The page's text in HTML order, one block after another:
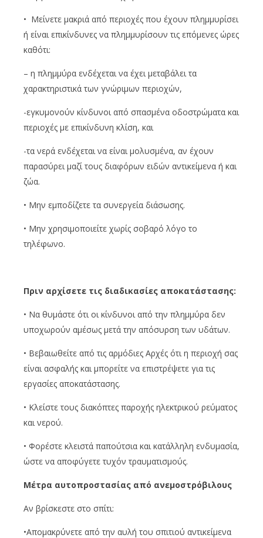
• Μείνετε μακριά από περιοχές που έχουν πλημμυρίσει
ή είναι επικίνδυνες να πλημμυρίσουν τις επόμενες ώρες
καθότι:
– η πλημμύρα ενδέχεται να έχει μεταβάλει τα
χαρακτηριστικά των γνώριμων περιοχών,
-εγκυμονούν κίνδυνοι από σπασμένα οδοστρώματα και
περιοχές με επικίνδυνη κλίση, και
-τα νερά ενδέχεται να είναι μολυσμένα, αν έχουν
παρασύρει μαζί τους διαφόρων ειδών αντικείμενα ή και
ζώα.
• Μην εμποδίζετε τα συνεργεία διάσωσης.
• Μην χρησιμοποιείτε χωρίς σοβαρό λόγο το
τηλέφωνο.
Πριν αρχίσετε τις διαδικασίες αποκατάστασης:
• Να θυμάστε ότι οι κίνδυνοι από την πλημμύρα δεν
υποχωρούν αμέσως μετά την απόσυρση των υδάτων.
• Βεβαιωθείτε από τις αρμόδιες Αρχές ότι η περιοχή σας
είναι ασφαλής και μπορείτε να επιστρέψετε για τις
εργασίες αποκατάστασης.
• Κλείστε τους διακόπτες παροχής ηλεκτρικού ρεύματος
και νερού.
• Φορέστε κλειστά παπούτσια και κατάλληλη ενδυμασία,
ώστε να αποφύγετε τυχόν τραυματισμούς.
Μέτρα αυτοπροστασίας από ανεμοστρόβιλους
Αν βρίσκεστε στο σπίτι:
•Απομακρύνετε από την αυλή του σπιτιού αντικείμενα